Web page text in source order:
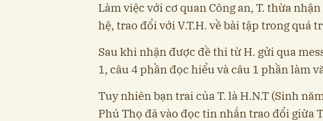
Làm việc với cơ quan Công an, T. thừa
hệ, trao đổi với V.T.H. về bài tập trong quá
Sau khi nhận được đề thi từ H. gửi qua
1, câu 4 phần đọc hiểu và câu 1 phần làm
Tuy nhiên bạn trai của T. là H.N.T (Sinh
Phú Thọ đã vào đọc tin nhắn trao đổi giữa